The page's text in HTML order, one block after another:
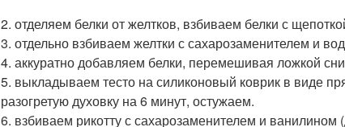
2. отделяем белки от желтков, взбиваем белки с
3. отдельно взбиваем желтки с сахарозаменителем и
4. аккуратно добавляем белки, перемешивая ложкой
5. выкладываем тесто на силиконовый коврик в виде
разогретую духовку на 6 минут, остужаем.
6. взбиваем рикотту с сахарозаменителем и